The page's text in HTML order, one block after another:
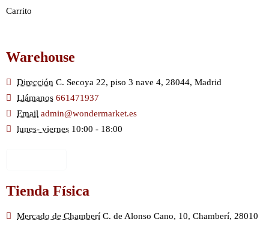
Carrito
Warehouse
Dirección C. Secoya 22, piso 3 nave 4, 28044, Madrid
Llámanos 661471937
Email admin@wondermarket.es
lunes- viernes 10:00 - 18:00
Tienda Física
Mercado de Chamberí C. de Alonso Cano, 10, Chamberí, 28010